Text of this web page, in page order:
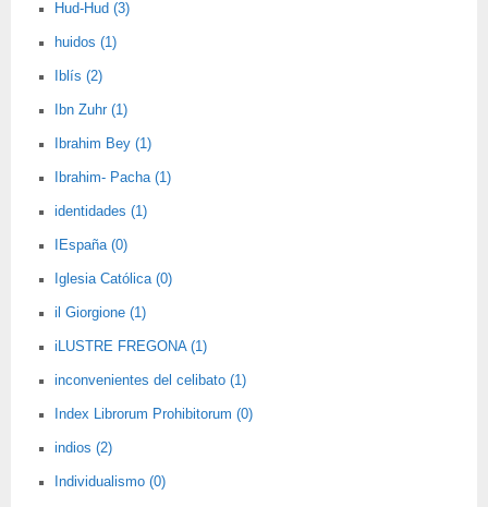
Hud-Hud (3)
huidos (1)
Iblís (2)
Ibn Zuhr (1)
Ibrahim Bey (1)
Ibrahim- Pacha (1)
identidades (1)
IEspaña (0)
Iglesia Católica (0)
il Giorgione (1)
iLUSTRE FREGONA (1)
inconvenientes del celibato (1)
Index Librorum Prohibitorum (0)
indios (2)
Individualismo (0)